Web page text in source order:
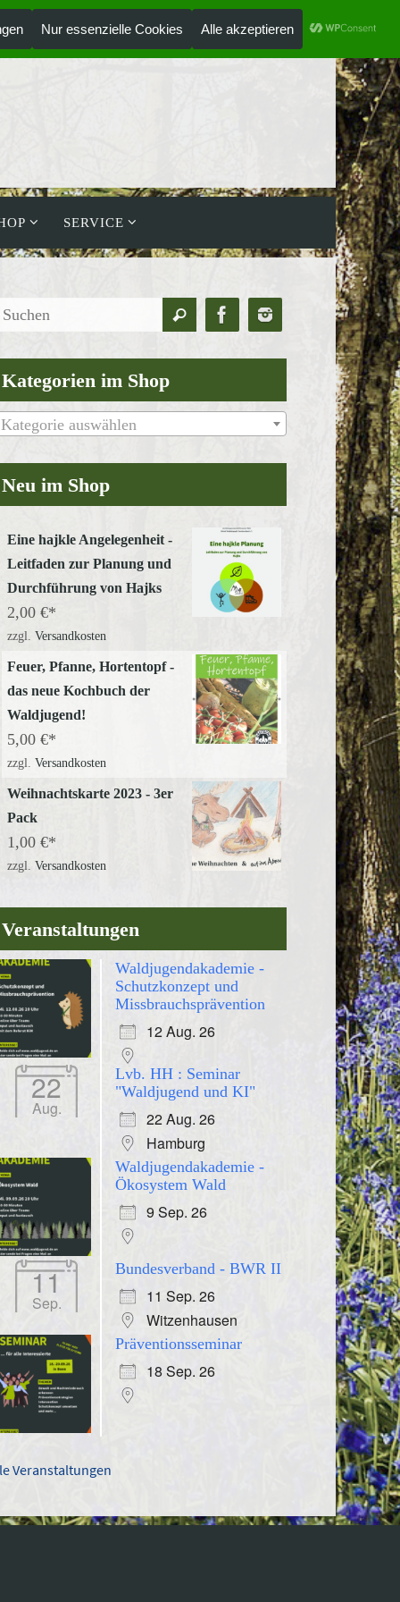
SERVICE
Suchen
nach:
Suchen
Kategorien im Shop
Kategorie auswählen
Neu im Shop
Eine hajkle Angelegenheit -
Leitfaden zur Planung und
Durchführung von Hajks
2,00 €
zzgl. Versandkosten
Feuer, Pfanne, Hortentopf -
das neue Kochbuch der
Waldjugend!
5,00 €
zzgl. Versandkosten
Weihnachtskarte 2023 - 3er
Pack
1,00 €
zzgl. Versandkosten
Veranstaltungen
Waldjugendakademie -
Schutzkonzept und
Missbrauchsprävention
12 Aug. 26
22
Aug.
Lvb. HH : Seminar
"Waldjugend und KI"
22 Aug. 26
Hamburg
Waldjugendakademie -
Ökosystem Wald
9 Sep. 26
11
Sep.
Bundesverband - BWR II
11 Sep. 26
Witzenhausen
Präventionsseminar
18 Sep. 26
Veranstaltungen